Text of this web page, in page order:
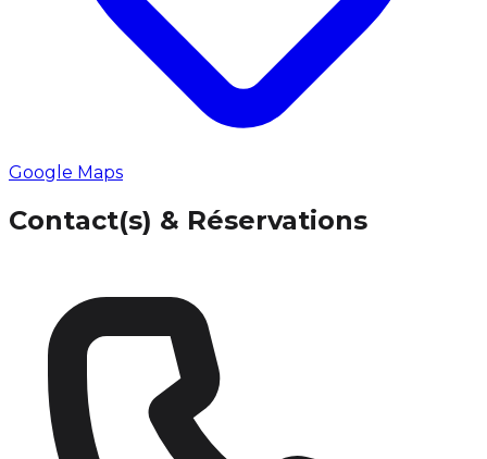
Google Maps
Contact(s) & Réservations